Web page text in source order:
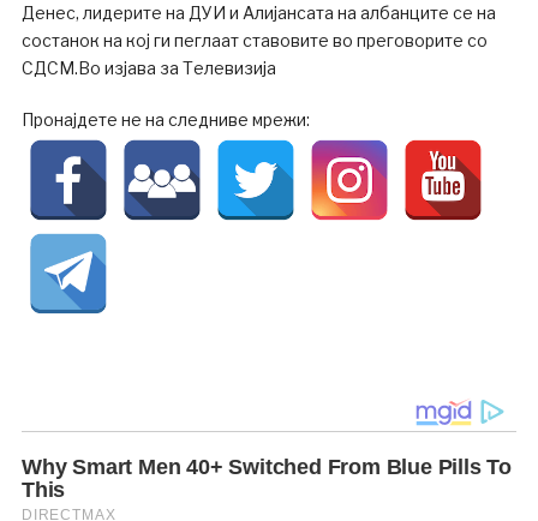
Денес, лидерите на ДУИ и Алијансата на албанците се на
состанок на кој ги пеглаат ставовите во преговорите со
СДСМ.Во изјава за Телевизија
Пронајдете не на следниве мрежи: